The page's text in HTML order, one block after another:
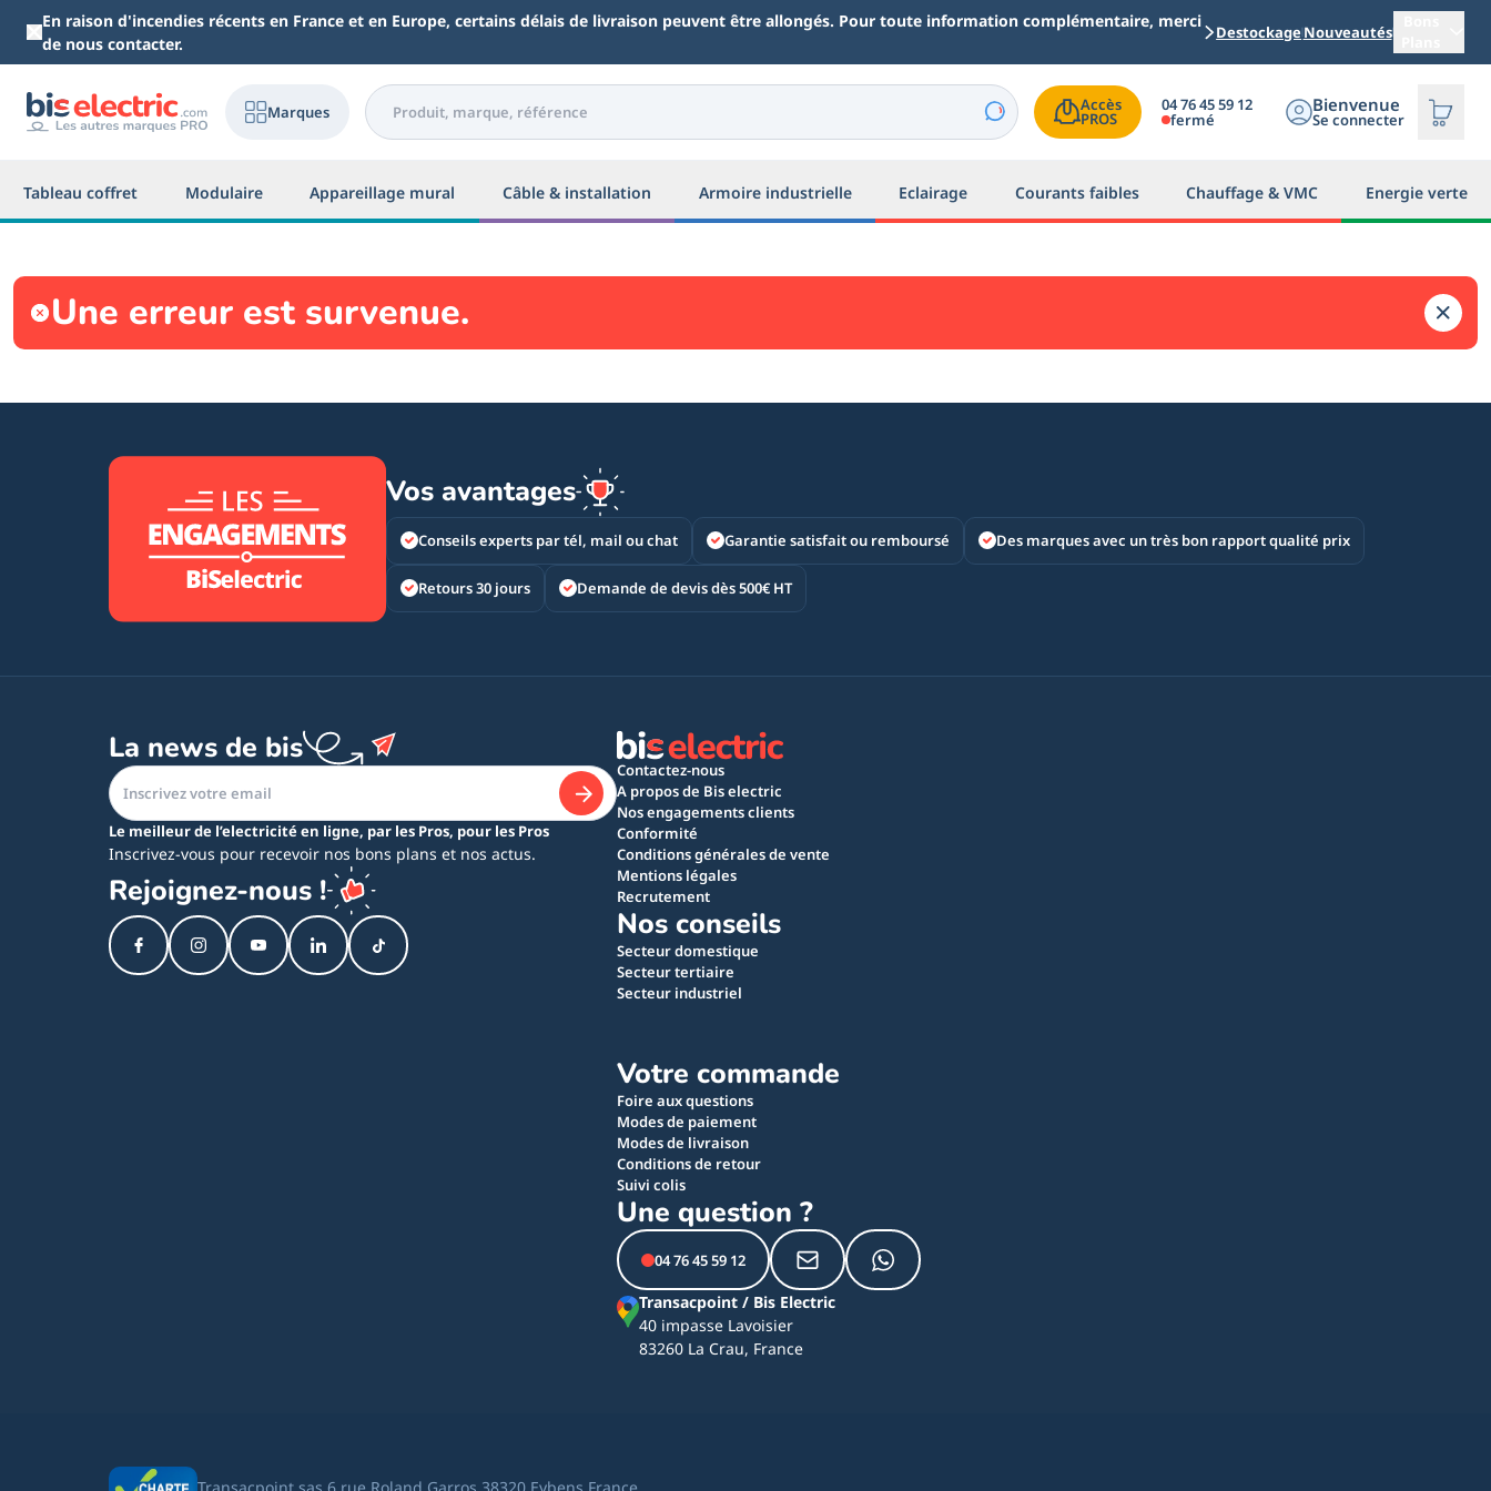
Aller au contenu principal
En raison d'incendies récents en France et en Europe, certains délais de livraison peuvent être allongés. Pour toute information complémentaire, merci
de nous contacter.
DestockageNouveautés
Marques Accès
PROS
04 76 45 59 12
fermé
Bienvenue
Se connecter
Tableau coffret Modulaire Appareillage mural Câble & installation Armoire industrielle Eclairage Courants faibles Chauffage & VMC Energie verte
Une erreur est survenue.
Vos avantages
Conseils experts par tél, mail ou chat Garantie satisfait ou remboursé Des marques avec un très bon rapport qualité prix
Retours 30 jours Demande de devis dès 500€ HT
La news de bis
Le meilleur de l’electricité en ligne, par les Pros, pour les Pros
Inscrivez-vous pour recevoir nos bons plans et nos actus.
Rejoignez-nous !
Contactez-nous
A propos de Bis electric
Nos engagements clients
Conformité
Conditions générales de vente
Mentions légales
Recrutement
Nos conseils
Secteur domestique
Secteur tertiaire
Secteur industriel
Votre commande
Foire aux questions
Modes de paiement
Modes de livraison
Conditions de retour
Suivi colis
Une question ?
04 76 45 59 12
Transacpoint / Bis Electric
40 impasse Lavoisier
83260 La Crau, France